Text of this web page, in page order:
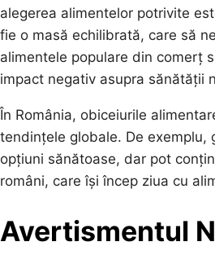
alegerea alimentelor potrivite
fie o masă echilibrată, care să
alimentele populare din comerț
impact negativ asupra sănătății
În România, obiceiurile
tendințele globale. De
opțiuni sănătoase, dar pot
români, care își încep ziua cu
Avertismentul